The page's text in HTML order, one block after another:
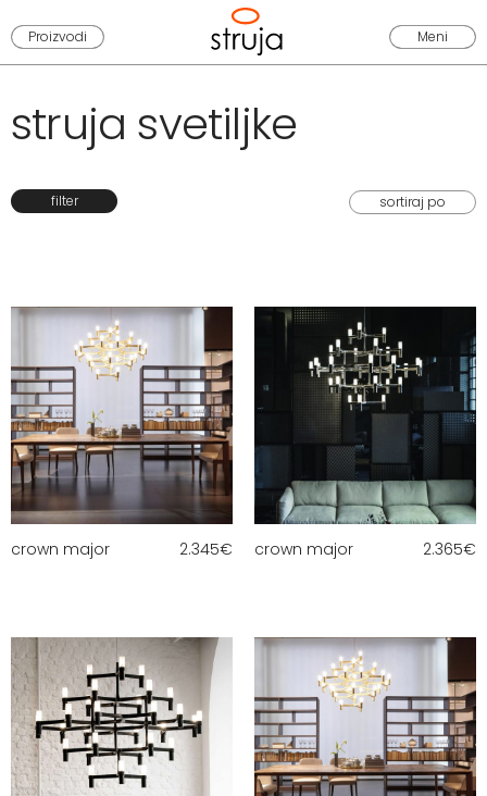
Proizvodi Meni
struja svetiljke
filter
crown major 2.345€ crown major 2.365€